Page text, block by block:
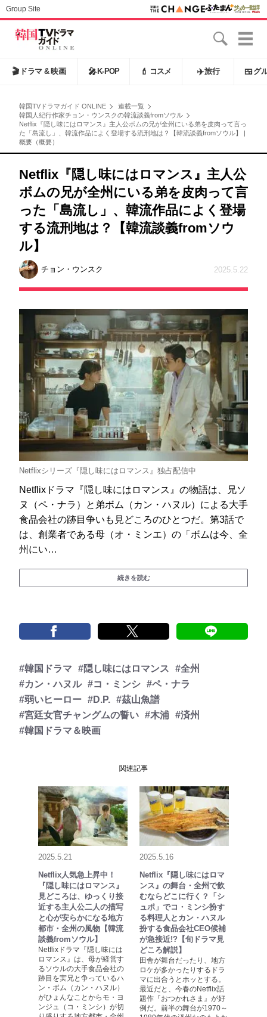
Group Site
🎬 ドラマ & 映画 🎤 K-POP 💄 コスメ ✈️旅行 🍱 グ
韓国TVドラマガイド ONLINE
連載一覧
韓国人紀行作家チョン・ウンスクの韓流談義fromソウル
Netflix『隠し味にはロマンス』主人公ボムの兄が全州にいる弟を皮肉って言っ
た「島流し」、韓流作品によく登場する流刑地は？【韓流談義fromソウル】 |
概要（概要）
Netflix『隠し味にはロマンス』主人公
ボムの兄が全州にいる弟を皮肉って言
った「島流し」、韓流作品によく登場
する流刑地は？【韓流談義fromソウ
ル】
チョン・ウンスク 2025.5.22
Netflixシリーズ『隠し味にはロマンス』独占配信中
Netflixドラマ『隠し味にはロマンス』の物語は、兄ソ
ヌ（ペ・ナラ）と弟ボム（カン・ハヌル）による大手
食品会社の跡目争いも見どころのひとつだ。第3話で
は、創業者である母（オ・ミンエ）の「ボムは今、全
州にい…
続きを読む
#韓国ドラマ #隠し味にはロマンス
#全州
#カン・ハヌル #コ・ミンシ #ペ・ナラ
#弱いヒーロー #D.P. #茲山魚譜
#宮廷女官チャングムの誓い #木浦 #済州
#韓国ドラマ＆映画
関連記事
2025.5.21
Netflix人気急上昇中！
『隠し味にはロマンス』
見どころは、ゆっくり接
近する主人公二人の描写
と心が安らかになる地方
都市・全州の風物【韓流
談義fromソウル】
Netflixドラマ『隠し味には
ロマンス』は、母が経営す
るソウルの大手食品会社の
跡目を実兄と争っているハ
ン・ボム（カン・ハヌル）
がひょんなことからモ・ヨ
ンジュ（コ・ミンシ）が切
2025.5.16
Netflix『隠し味にはロマ
ンス』の舞台・全州で飲
むならどこに行く？「シ
ュポ」でコ・ミンシ扮す
る料理人とカン・ハヌル
扮する食品会社CEO候補
が急接近!?【旬ドラマ見
どころ解説】
田舎が舞台だったり、地方
ロケが多かったりするドラ
マに出合うとホッとする。
最近だと、今春のNetflix話
題作『おつかれさま』が好
例だ。前半の舞台が1970～